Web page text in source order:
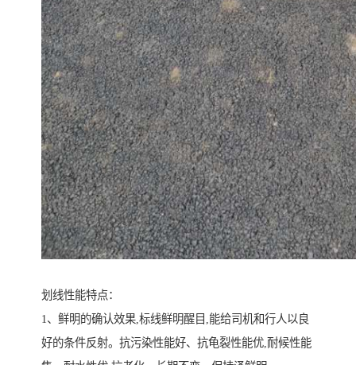
划线性能特点：
1、鲜明的确认效果,标线鲜明醒目,能给司机和行人以良
好的条件反射。抗污染性能好、抗龟裂性能优,耐候性能